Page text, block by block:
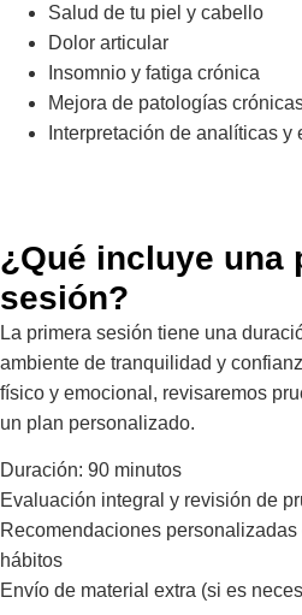
Salud de tu piel y cabello
Dolor articular
Insomnio y fatiga crónica
Mejora de patologías
Interpretación de analíticas
¿Qué incluye una
sesión?
La primera sesión tiene una
ambiente de tranquilidad y
físico y emocional, revisaremos
un plan personalizado.
Duración: 90 minutos
Evaluación integral y revisión de
Recomendaciones
hábitos
Envío de material extra (si es